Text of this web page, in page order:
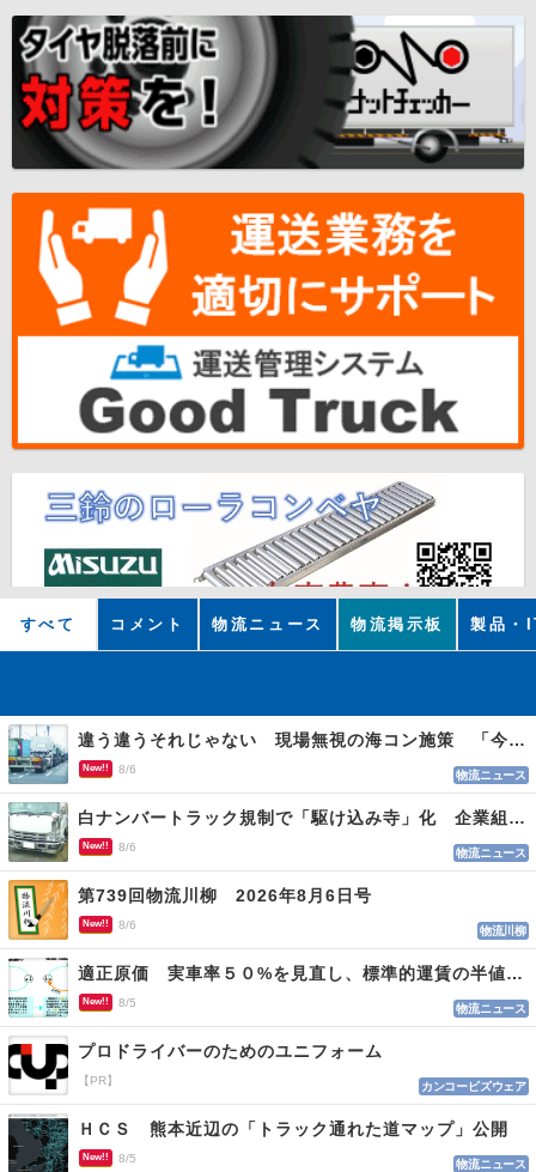
すべて コメント 物流ニュース 物流掲示板 製品・
違う違うそれじゃない 現場無視の海コン施策 「今でも平均２～３時間は待つ」
New!! 8/6 物流ニュース
白ナンバートラック規制で「駆け込み寺」化 企業組合が入会基準を見直しへ
New!! 8/6 物流ニュース
第739回物流川柳 2026年8月6日号
New!! 8/6 物流川柳
適正原価 実車率５０%を見直し、標準的運賃の半値の恐れも
New!! 8/5 物流ニュース
プロドライバーのためのユニフォーム
【PR】 カンコービズウェア
ＨＣＳ 熊本近辺の「トラック通れた道マップ」公開
New!! 8/5 物流ニュース